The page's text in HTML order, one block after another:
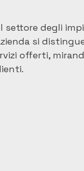
settore degli
si
offerti,